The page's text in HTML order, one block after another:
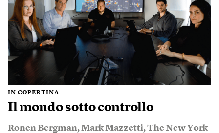
IN COPERTINA
Il mondo sotto controllo
Ronen Bergman,Mark Mazzetti,The New York